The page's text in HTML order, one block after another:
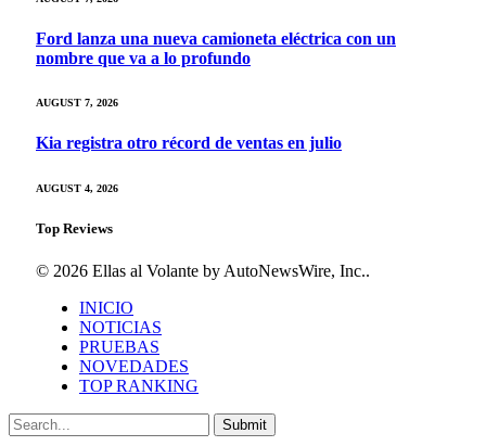
Ford lanza una nueva camioneta eléctrica con un
nombre que va a lo profundo
AUGUST 7, 2026
Kia registra otro récord de ventas en julio
AUGUST 4, 2026
Top Reviews
© 2026 Ellas al Volante by AutoNewsWire, Inc..
INICIO
NOTICIAS
PRUEBAS
NOVEDADES
TOP RANKING
Submit